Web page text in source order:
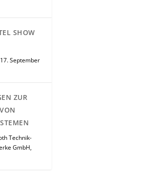
SHOW
September
ZUR
Technik-
GmbH,